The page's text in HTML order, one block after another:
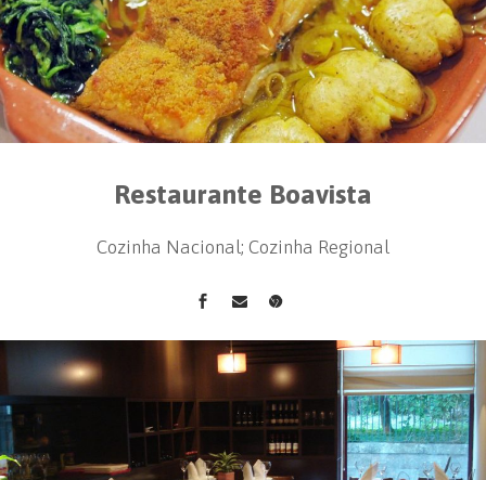
Restaurante Boavista
Cozinha Nacional; Cozinha Regional